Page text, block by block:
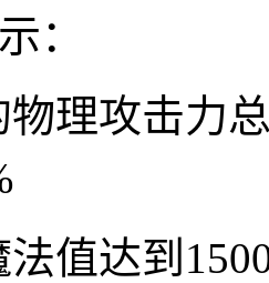
：
理攻击力
值达到